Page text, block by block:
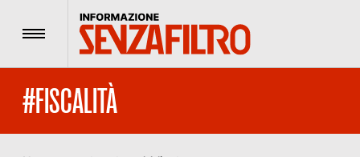
Menu
#FISCALITÀ